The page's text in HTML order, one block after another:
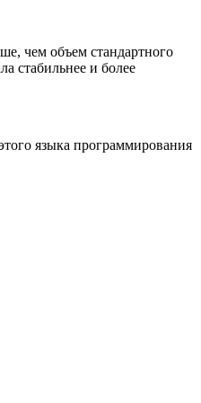
чем объем стандартного
стабильнее и более
языка программирования